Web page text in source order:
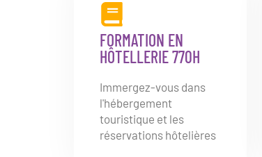
FORMATION EN
HÔTELLERIE 770H
Immergez-vous dans
l'hébergement
touristique et les
réservations hôtelières